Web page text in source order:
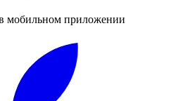
мобильном приложении